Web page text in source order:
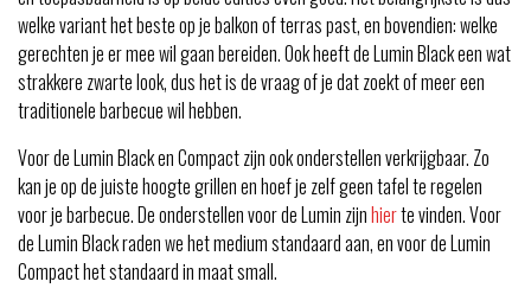
welke variant het beste op je balkon of terras past, en bovendien: welke
gerechten je er mee wil gaan bereiden. Ook heeft de Lumin Black een wat
strakkere zwarte look, dus het is de vraag of je dat zoekt of meer een
traditionele barbecue wil hebben.
Voor de Lumin Black en Compact zijn ook onderstellen verkrijgbaar. Zo
kan je op de juiste hoogte grillen en hoef je zelf geen tafel te regelen
voor je barbecue. De onderstellen voor de Lumin zijnhierte vinden. Voor
de Lumin Black raden we het medium standaard aan, en voor de Lumin
Compact het standaard in maat small.